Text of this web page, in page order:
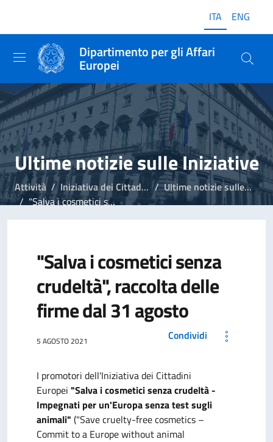
ITA ENG
Dipartimento per gli Affari
Europei
Ultime notizie sulle Iniziative
Attività Iniziativa dei Cittadini Europei
Ultime notizie sulle Iniziative
"Salva i cosmetici senza crudeltà", raccolta delle firme dal 31 agosto
"Salva i cosmetici senza
crudeltà", raccolta delle
firme dal 31 agosto
5 AGOSTO 2021 Condividi
I promotori dell'Iniziativa dei Cittadini
Europei "Salva i cosmetici senza crudeltà -
Impegnati per un'Europa senza test sugli
animali" ("Save cruelty-free cosmetics –
Commit to a Europe without animal